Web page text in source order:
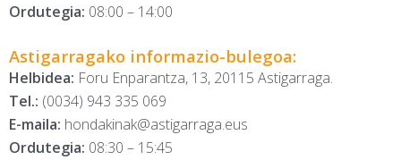
Ordutegia: 08:00 – 14:00
Astigarragako informazio-bulegoa:
Helbidea: Foru Enparantza, 13, 20115 Astigarraga.
Tel.: (0034) 943 335 069
E-maila: hondakinak@astigarraga.eus
Ordutegia: 08:30 – 15:45